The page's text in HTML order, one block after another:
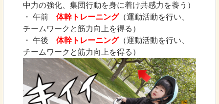
中力の強化、集団行動を身に着け共感力を養う）
・ 午前 体幹トレーニング（運動活動を行い、
チームワークと筋力向上を得る）
・ 午後 体幹トレーニング（運動活動を行い、
チームワークと筋力向上を得る）